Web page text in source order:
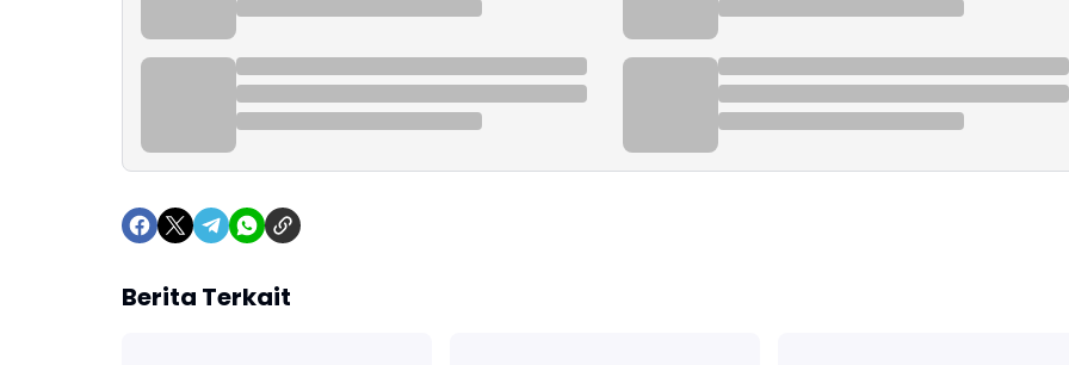
Berita Terkait